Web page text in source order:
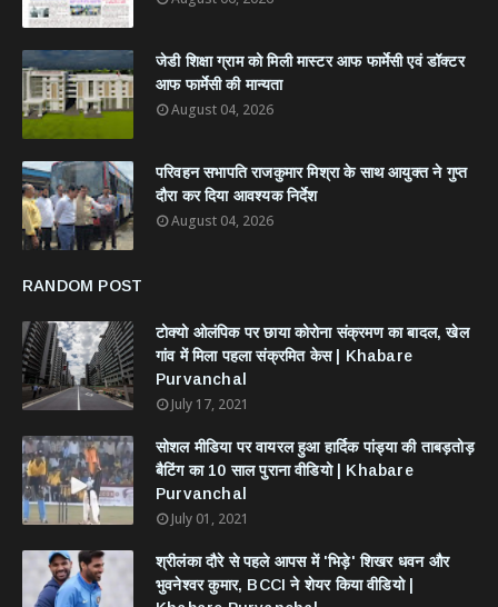
जेडी शिक्षा ग्राम को मिली मास्टर आफ फार्मेसी एवं डॉक्टर
आफ फार्मेसी की मान्यता
August 04, 2026
परिवहन सभापति राजकुमार मिश्रा के साथ आयुक्त ने गुप्त
दौरा कर दिया आवश्यक निर्देश
August 04, 2026
RANDOM POST
टोक्यो ओलंपिक पर छाया कोरोना संक्रमण का बादल, खेल
गांव में मिला पहला संक्रमित केस | Khabare
Purvanchal
July 17, 2021
सोशल मीडिया पर वायरल हुआ हार्दिक पांड्या की ताबड़तोड़
बैटिंग का 10 साल पुराना वीडियो | Khabare
Purvanchal
July 01, 2021
श्रीलंका दौरे से पहले आपस में 'भिड़े' शिखर धवन और
भुवनेश्वर कुमार, BCCI ने शेयर किया वीडियो |